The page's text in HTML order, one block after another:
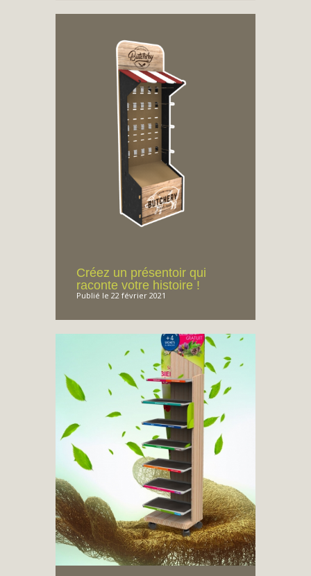
Créez un présentoir qui
raconte votre histoire !
Publié le 22 février 2021